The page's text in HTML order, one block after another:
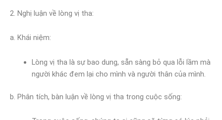
2. Nghị luận về lòng vị tha:
a. Khái niệm:
Lòng vị tha là sự bao dung, sẵn sàng bỏ qua lỗi lầm mà
người khác đem lại cho mình và người thân của mình.
b. Phân tích, bàn luận về lòng vị tha trong cuộc sống: